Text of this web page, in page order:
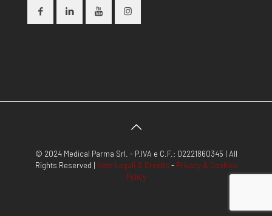
© 2024 Medical Parma Srl. - P.IVA e C.F.: 02221860345 | All
Rights Reserved | Note Legali & Credits - Privacy & Cookies
Policy